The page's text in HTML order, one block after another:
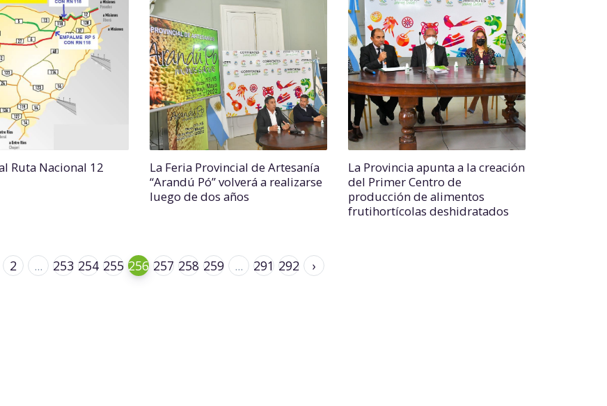
Ruta Nacional 12
La Feria Provincial de Artesanía
“Arandú Pó” volverá a realizarse
luego de dos años
La Provincia apunta a la creación
del Primer Centro de
producción de alimentos
frutihortícolas deshidratados
2 ... 253 254 255 256 257 258 259 ... 291 292 ›